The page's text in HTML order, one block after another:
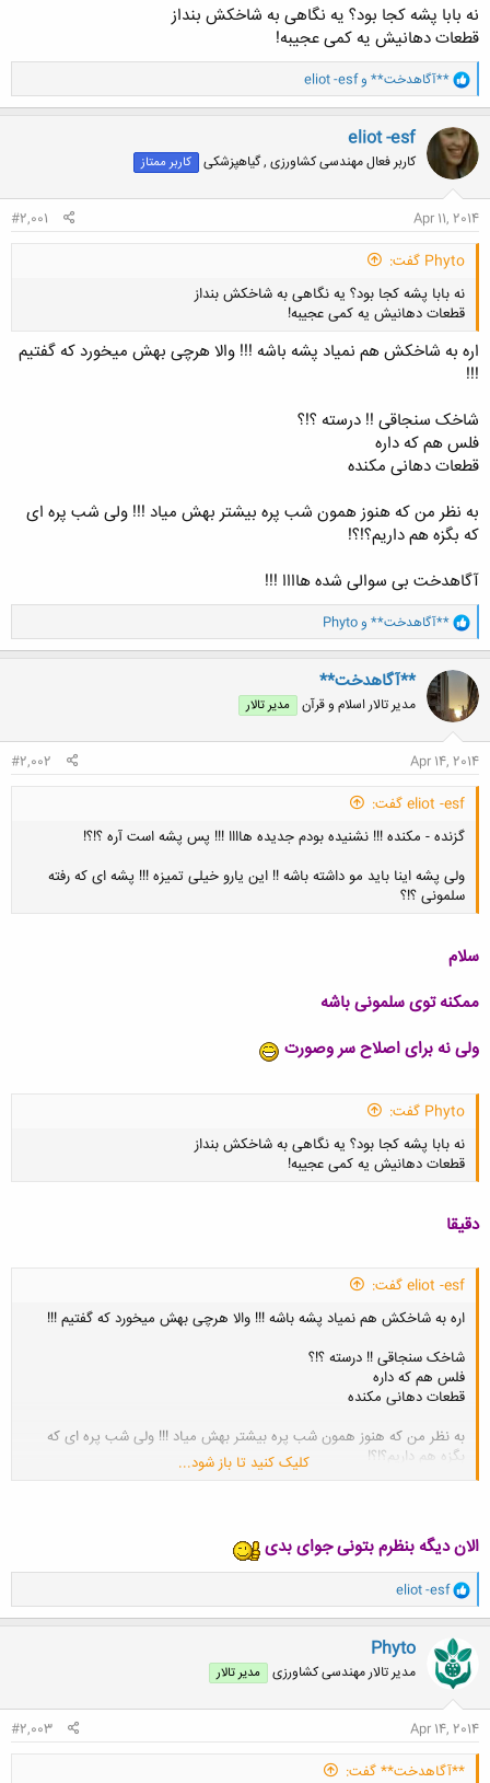
نه بابا پشه کجا بود؟ یه نگاهی به شاخکش بنداز
قطعات دهانیش یه کمی عجیبه!
و
ا
ک
ن
ش
ه
ا
**آگاهدخت** وeliot -esf
eliot -esf
کاربر فعال مهندسی کشاورزی , گیاهپزشکی کاربر ممتاز
Apr 11, 2014
#2,001
Phyto گفت:
نه بابا پشه کجا بود؟ یه نگاهی به شاخکش بنداز
قطعات دهانیش یه کمی عجیبه!
اره به شاخکش هم نمیاد پشه باشه !!! والا هرچی بهش میخورد که گفتیم
!!!
شاخک سنجاقی !! درسته ؟!؟
فلس هم که داره
قطعات دهانی مکنده
به نظر من که هنوز همون شب پره بیشتر بهش میاد !!! ولی شب پره ای
که بگزه هم داریم؟!؟!
آگاهدخت بی سوالی شده هاااا !!!
و
ا
ک
ن
ش
ه
ا
**آگاهدخت** و Phyto
**آگاهدخت**
مدیر تالار اسلام و قرآن مدیر تالار
Apr 14, 2014
#2,002
eliot -esf گفت:
گزنده - مکنده !!! نشنیده بودم جدیده هاااا !!! پس پشه است آره ؟!؟!
ولی پشه اینا باید مو داشته باشه !! این یارو خیلی تمیزه !!! پشه ای که رفته
سلمونی ؟!؟
سلام
ممکنه توی سلمونی باشه
ولی نه برای اصلاح سر وصورت
Phyto گفت:
نه بابا پشه کجا بود؟ یه نگاهی به شاخکش بنداز
قطعات دهانیش یه کمی عجیبه!
دقیقا
eliot -esf گفت:
اره به شاخکش هم نمیاد پشه باشه !!! والا هرچی بهش میخورد که گفتیم !!!
شاخک سنجاقی !! درسته ؟!؟
فلس هم که داره
قطعات دهانی مکنده
به نظر من که هنوز همون شب پره بیشتر بهش میاد !!! ولی شب پره ای که
بگزه هم داریم؟!؟!
کلیک کنید تا باز شود...
الان دیگه بنظرم بتونی جوای بدی
و
ا
ک
ن
ش
ه
ا
eliot -esf
Phyto
مدیر تالار مهندسی كشاورزی مدیر تالار
Apr 14, 2014
#2,003
**آگاهدخت** گفت: